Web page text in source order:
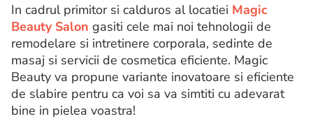
In cadrul primitor si calduros al locatiei Magic
Beauty Salon gasiti cele mai noi tehnologii de
remodelare si intretinere corporala, sedinte de
masaj si servicii de cosmetica eficiente. Magic
Beauty va propune variante inovatoare si eficiente
de slabire pentru ca voi sa va simtiti cu adevarat
bine in pielea voastra!